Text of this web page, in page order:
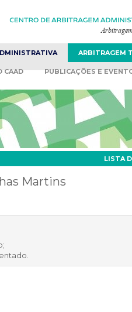
ARBITRAGEM
CAAD PUBLICAÇÕES E
LISTA
Martins